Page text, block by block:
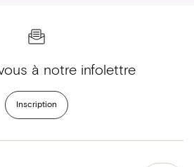
à notre infolettre
Inscription